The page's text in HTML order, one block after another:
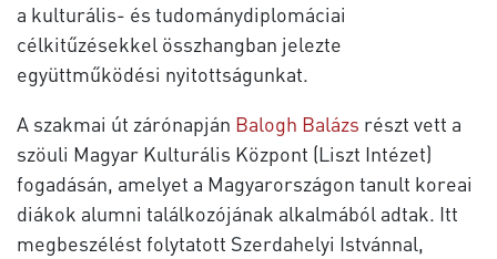
a kulturális- és tudománydiplomáciai
célkitűzésekkel összhangban jelezte
együttműködési nyitottságunkat.
A szakmai út zárónapján Balogh Balázs részt vett a
szöuli Magyar Kulturális Központ (Liszt Intézet)
fogadásán, amelyet a Magyarországon tanult koreai
diákok alumni találkozójának alkalmából adtak. Itt
megbeszélést folytatott Szerdahelyi Istvánnal,